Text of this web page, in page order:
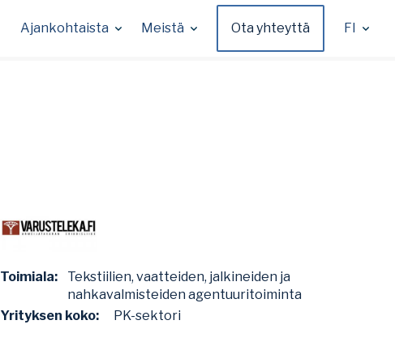
Ajankohtaista Meistä Ota yhteyttä FI
Toimiala:
Tekstiilien, vaatteiden, jalkineiden ja
nahkavalmisteiden agentuuritoiminta
Yrityksen koko:
PK-sektori